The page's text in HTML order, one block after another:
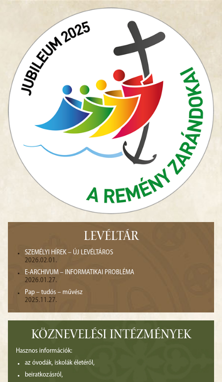
LEVÉLTÁR
SZEMÉLYI HÍREK – ÚJ LEVÉLTÁROS
2026.02.01.
E-ARCHIVUM – INFORMATIKAI PROBLÉMA
2026.01.27.
Pap – tudós – művész
2025.11.27.
KÖZNEVELÉSI INTÉZMÉNYEK
Hasznos információk:
az óvodák, iskolák életéről,
beiratkozásról,